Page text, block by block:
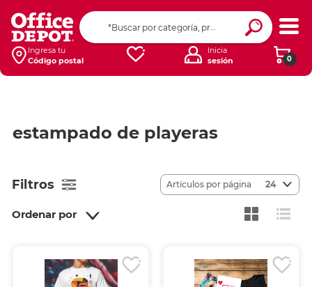
Ingresa tu
Código postal
0
Inicia
sesión
estampado de playeras
Filtros
Ordenar por
Artículos por página 24